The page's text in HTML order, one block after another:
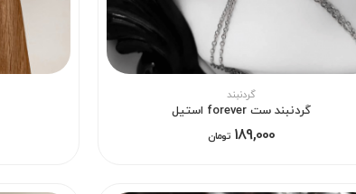
گردنبند
گردنبند ست forever استیل
189,000 تومان